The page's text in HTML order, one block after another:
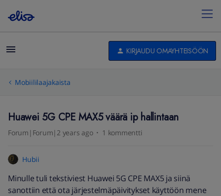
KIRJAUDU OMAYHTEISÖÖN
Mobiililaajakaista
Huawei 5G CPE MAX5 väärä ip hallintaan
Forum|Forum|2 years ago 1 kommentti
Hubii
Minulle tuli tekstiviest Huawei 5G CPE MAX5 ja siinä
sanottiin että ota järjestelmäpäivitykset käyttöön mene